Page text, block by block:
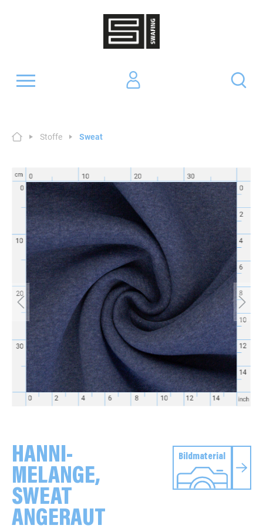
Stoffe Sweat
HANNI-
MELANGE,
SWEAT
ANGERAUT
Bildmaterial